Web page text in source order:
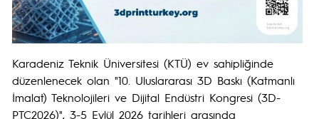
Karadeniz Teknik Üniversitesi (KTÜ) ev sahipliğinde
düzenlenecek olan "10. Uluslararası 3D Baskı (Katmanlı
İmalat) Teknolojileri ve Dijital Endüstri Kongresi (3D-
PTC2026)", 3-5 Eylül 2026 tarihleri arasında